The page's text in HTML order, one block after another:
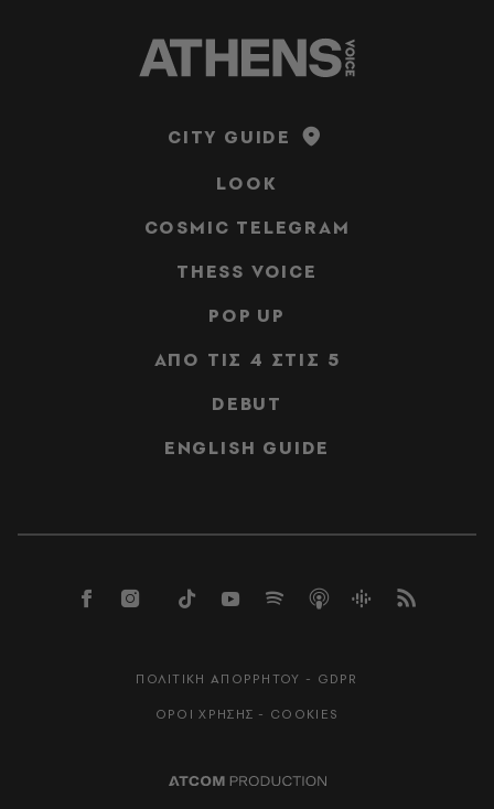
CITY GUIDE
LOOK
COSMIC TELEGRAM
THESS VOICE
POP UP
ΑΠΟ ΤΙΣ 4 ΣΤΙΣ 5
DEBUT
ENGLISH GUIDE
ΠΟΛΙΤΙΚΗ ΑΠΟΡΡΗΤΟΥ - GDPR
ΟΡΟΙ ΧΡΗΣΗΣ - COOKIES